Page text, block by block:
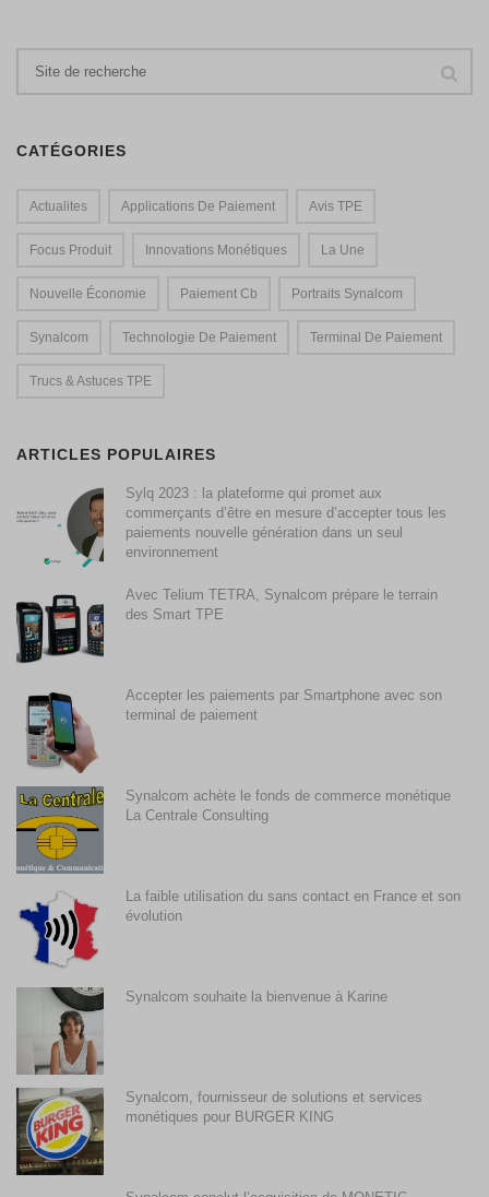
CATÉGORIES
Actualites Applications De Paiement Avis TPE
Focus Produit Innovations Monétiques La Une
Nouvelle Économie Paiement Cb Portraits Synalcom
Synalcom Technologie De Paiement Terminal De Paiement
Trucs & Astuces TPE
ARTICLES POPULAIRES
Sylq 2023 : la plateforme qui promet aux
commerçants d’être en mesure d’accepter tous les
paiements nouvelle génération dans un seul
environnement
Avec Telium TETRA, Synalcom prépare le terrain
des Smart TPE
Accepter les paiements par Smartphone avec son
terminal de paiement
Synalcom achète le fonds de commerce monétique
La Centrale Consulting
La faible utilisation du sans contact en France et son
évolution
Synalcom souhaite la bienvenue à Karine
Synalcom, fournisseur de solutions et services
monétiques pour BURGER KING